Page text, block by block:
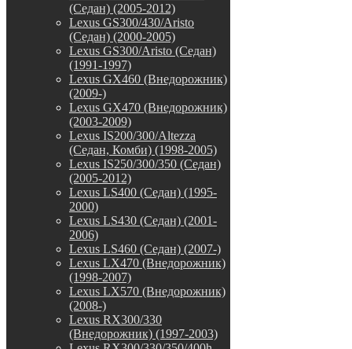
(Седан) (2005-2012)
Lexus GS300/430/Aristo
(Седан) (2000-2005)
Lexus GS300/Aristo (Седан)
(1991-1997)
Lexus GX460 (Внедорожник)
(2009-)
Lexus GX470 (Внедорожник)
(2003-2009)
Lexus IS200/300/Altezza
(Седан, Комби) (1998-2005)
Lexus IS250/300/350 (Седан)
(2005-2012)
Lexus LS400 (Седан) (1995-
2000)
Lexus LS430 (Седан) (2001-
2006)
Lexus LS460 (Седан) (2007-)
Lexus LX470 (Внедорожник)
(1998-2007)
Lexus LX570 (Внедорожник)
(2008-)
Lexus RX300/330
(Внедорожник) (1997-2003)